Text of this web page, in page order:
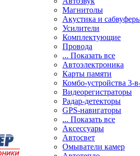
Магнитолы
Акустика и
Усилители
Комплектующие
Провода
... Показать все
Автоэлектроника
Карты памяти
Комбо-устройства 3-
Видеорегистраторы
Радар-детекторы
GPS-навигаторы
... Показать все
Аксессуары
Автосвет
Омыватели камер